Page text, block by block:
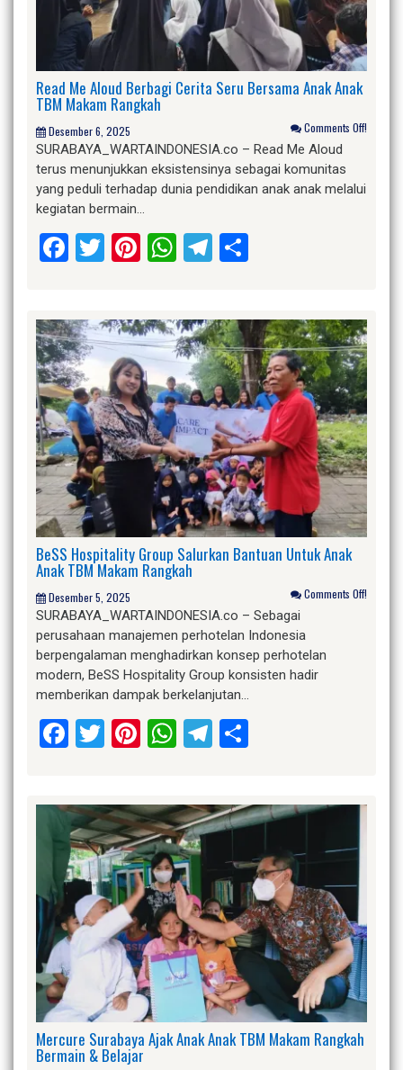
Read Me Aloud Berbagi Cerita Seru Bersama Anak Anak
TBM Makam Rangkah
Desember 6, 2025 Comments Off!
SURABAYA_WARTAINDONESIA.co – Read Me Aloud
terus menunjukkan eksistensinya sebagai komunitas
yang peduli terhadap dunia pendidikan anak anak melalui
kegiatan bermain…
Facebook
Twitter
Pinterest
WhatsApp
Telegram
BeSS Hospitality Group Salurkan Bantuan Untuk Anak
Anak TBM Makam Rangkah
Desember 5, 2025 Comments Off!
SURABAYA_WARTAINDONESIA.co – Sebagai
perusahaan manajemen perhotelan Indonesia
berpengalaman menghadirkan konsep perhotelan
modern, BeSS Hospitality Group konsisten hadir
memberikan dampak berkelanjutan…
Facebook
Twitter
Pinterest
WhatsApp
Telegram
Mercure Surabaya Ajak Anak Anak TBM Makam Rangkah
Bermain & Belajar